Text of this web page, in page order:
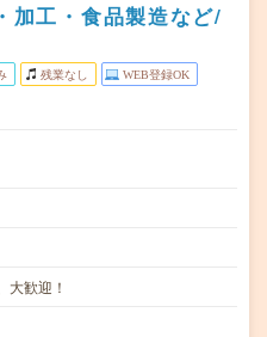
加工・食品製造など/
残業なし WEB登録OK
大歓迎！